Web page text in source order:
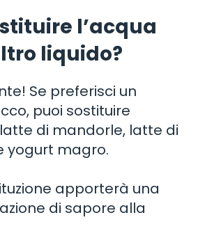
l’acqua
liquido?
Se preferisci un
puoi sostituire
di mandorle, latte di
yogurt magro.
apporterà una
di sapore alla